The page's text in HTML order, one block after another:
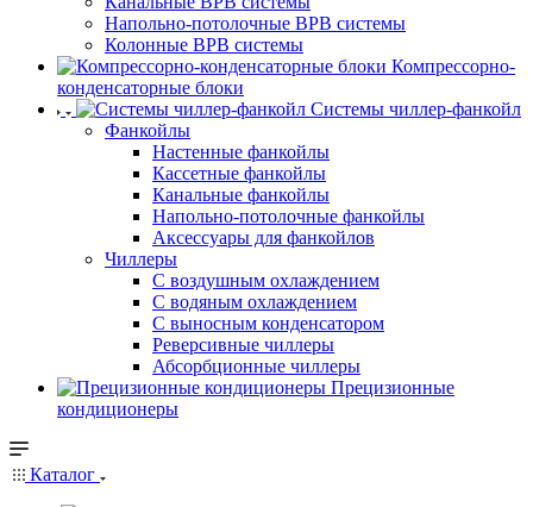
Напольно-потолочные ВРВ системы
Колонные ВРВ системы
Компрессорно-
конденсаторные блоки
Системы чиллер-фанкойл
Фанкойлы
Настенные фанкойлы
Кассетные фанкойлы
Канальные фанкойлы
Напольно-потолочные фанкойлы
Аксессуары для фанкойлов
Чиллеры
С воздушным охлаждением
С водяным охлаждением
С выносным конденсатором
Реверсивные чиллеры
Абсорбционные чиллеры
Прецизионные
кондиционеры
Каталог